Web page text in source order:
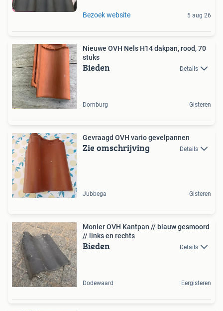
Bezoek website 5 aug 26
Nieuwe OVH Nels H14 dakpan, rood, 70
stuks
Bieden Details
Domburg Gisteren
Gevraagd OVH vario gevelpannen
Zie omschrijving Details
Jubbega Gisteren
Monier OVH Kantpan // blauw gesmoord
// links en rechts
Bieden Details
Dodewaard Eergisteren